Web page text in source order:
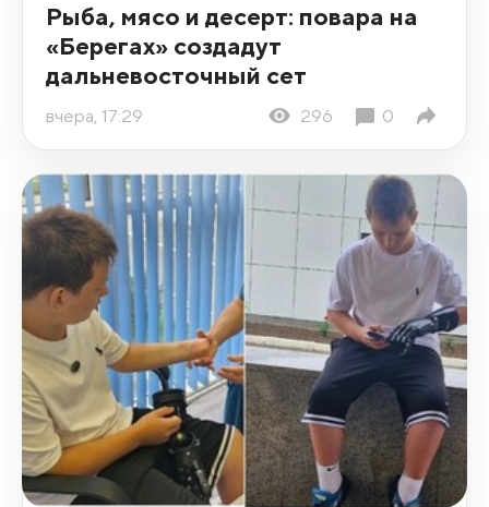
Рыба, мясо и десерт: повара на
«Берегах» создадут
дальневосточный сет
вчера, 17:29 296 0